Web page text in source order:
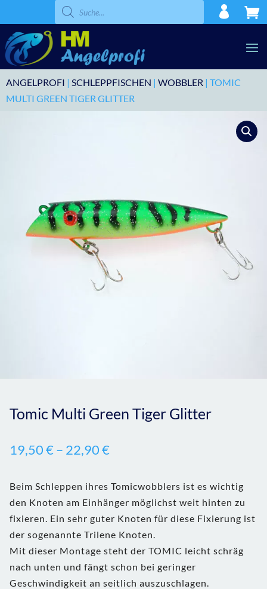
Products
search
ANGELPROFI | SCHLEPPFISCHEN | WOBBLER | TOMIC
MULTI GREEN TIGER GLITTER
Tomic Multi Green Tiger Glitter
19,50€– 22,90€
Beim Schleppen ihres Tomicwobblers ist es wichtig
den Knoten am Einhänger möglichst weit hinten zu
fixieren. Ein sehr guter Knoten für diese Fixierung ist
der sogenannte Trilene Knoten.
Mit dieser Montage steht der TOMIC leicht schräg
nach unten und fängt schon bei geringer
Geschwindigkeit an seitlich auszuschlagen.